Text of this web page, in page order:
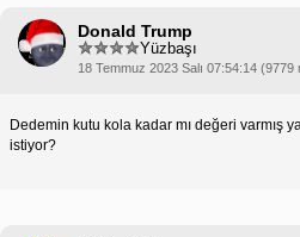
Donald Trump
Yüzbaşı
18 Temmuz 2023 Salı 07:54:14 (9779
Dedemin kutu kola kadar mı değeri varmış
istiyor?